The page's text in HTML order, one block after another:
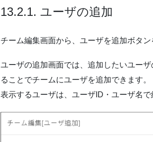
13.2.1. ユーザの追加
チーム編集画面から、ユーザを追加ボタ
ユーザの追加画面では、追加したいユー
ることでチームにユーザを追加できます。
表示するユーザは、ユーザID・ユーザ名で